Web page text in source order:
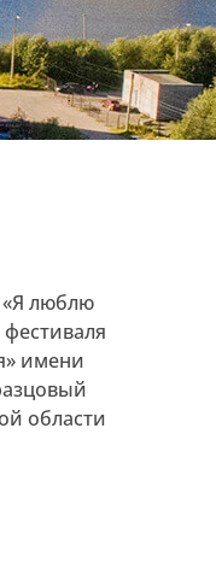
«Я люблю
имени
области